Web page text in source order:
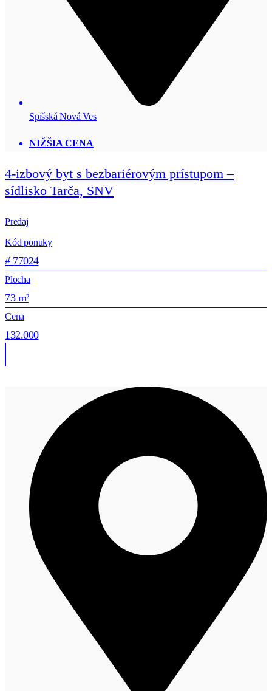
Spišská Nová Ves
NIŽŠIA CENA
4-izbový byt s bezbariérovým prístupom –
sídlisko Tarča, SNV
Predaj
Kód ponuky
# 77024
Plocha
73 m²
Cena
132.000